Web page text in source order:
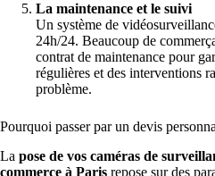
La maintenance et le suivi
Un système de
24h/24. Beaucoup de
contrat de maintenance pour
régulières et des interventions
problème.
Pourquoi passer par un devis
La pose de vos caméras de
commerce à Paris repose sur des